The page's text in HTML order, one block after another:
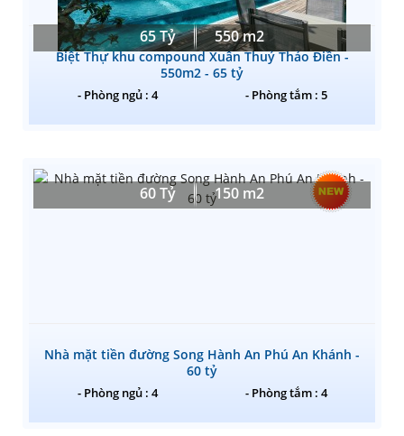
65 Tỷ 550 m2
Biệt Thự khu compound Xuân Thuỷ Thảo Điền -
550m2 - 65 tỷ
- Phòng ngủ : 4 - Phòng tắm : 5
60 Tỷ 150 m2
Nhà mặt tiền đường Song Hành An Phú An Khánh -
60 tỷ
- Phòng ngủ : 4 - Phòng tắm : 4